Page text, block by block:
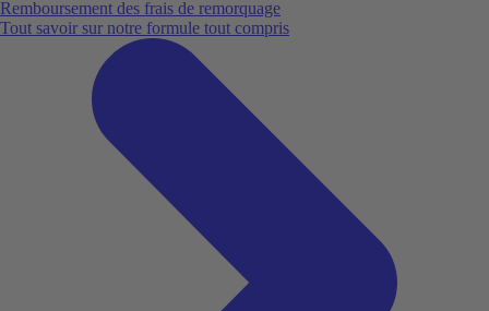
Remboursement des frais de remorquage
Tout savoir sur notre formule tout compris